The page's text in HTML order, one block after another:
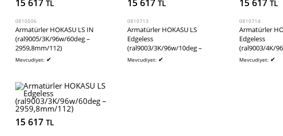
15 617 TL
0810506
Armatürler HOKASU LS IN
(ral9005/3K/96w/60deg –
2959,8mm/112)
Mevcudiyet: ✔
15 617 TL
0810713
Armatürler HOKASU LS
Edgeless
(ral9003/3K/96w/10deg –
2959,8mm/112)
Mevcudiyet: ✔
15 617 TL
0810714
Armatürler
Edgeless
(ral9003/4K/
2959,8mm/112)
Mevcudiyet: ✔
15 617 TL